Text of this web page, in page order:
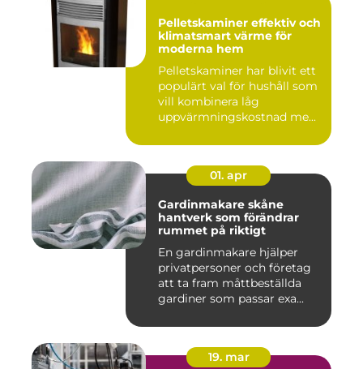
Pelletskaminer effektiv och
klimatsmart värme för
moderna hem
Pelletskaminer har blivit ett
populärt val för hushåll som
vill kombinera låg
uppvärmningskostnad me...
01. apr
Gardinmakare skåne
hantverk som förändrar
rummet på riktigt
En gardinmakare hjälper
privatpersoner och företag
att ta fram måttbeställda
gardiner som passar exa...
19. mar